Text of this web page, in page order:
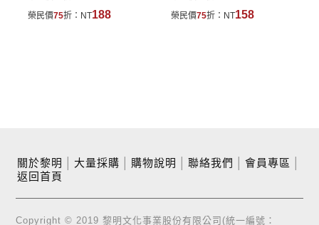
榮民價75折： NT188 榮民價75折： NT158
關於黎明 大量採購 購物說明 聯絡我們 會員專區
返回首頁
Copyright © 2019 黎明文化事業股份有限公司(統一編號：